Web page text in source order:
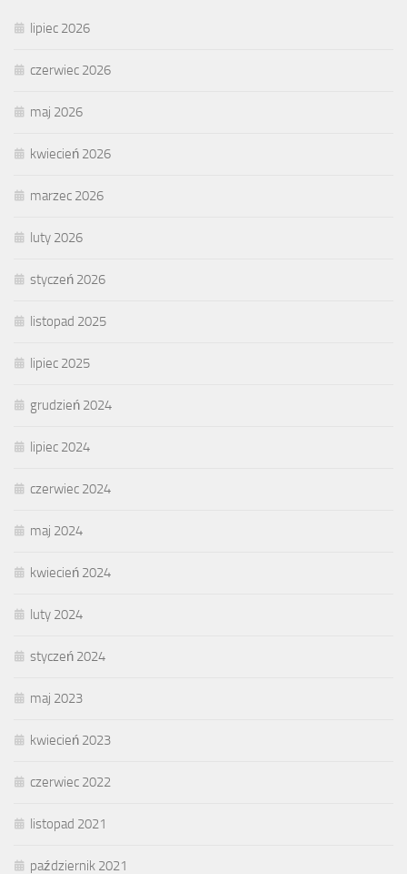
lipiec 2026
czerwiec 2026
maj 2026
kwiecień 2026
marzec 2026
luty 2026
styczeń 2026
listopad 2025
lipiec 2025
grudzień 2024
lipiec 2024
czerwiec 2024
maj 2024
kwiecień 2024
luty 2024
styczeń 2024
maj 2023
kwiecień 2023
czerwiec 2022
listopad 2021
październik 2021